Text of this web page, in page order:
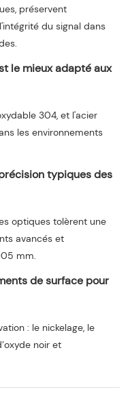
préservent
du signal dans
le mieux adapté aux
304, et l'acier
les environnements
typiques des
optiques tolèrent une
avancés et
mm.
de surface pour
: le nickelage, le
noir et